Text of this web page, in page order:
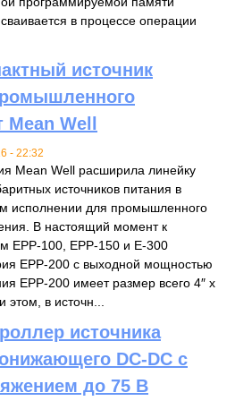
в процессе операции
источник
Mean Well
- 22:32
Mean Well расширила линейку
источников питания в
исполнении для промышленного
В настоящий момент к
EPP-100, EPP-150 и E-300
EPP-200 с выходной мощностью
EPP-200 имеет размер всего 4″ x
в источн...
источника
DC-DC с
до 75 В